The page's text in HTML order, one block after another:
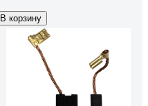
В корзину